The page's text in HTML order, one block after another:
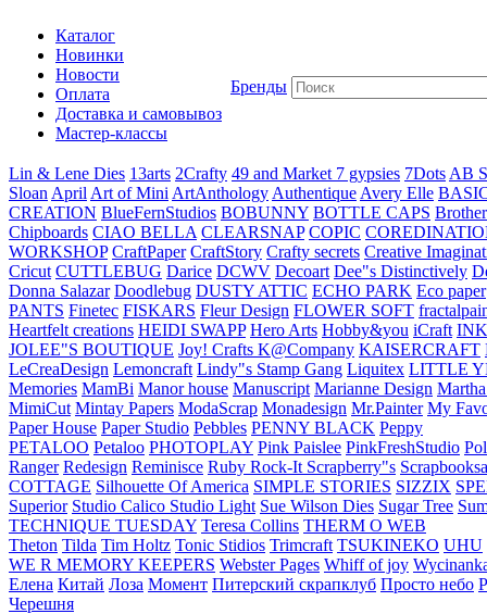
Каталог
Новинки
Новости
Оплата
Доставка и самовывоз
Мастер-классы
Бренды
Lin & Lene Dies 13arts 2Crafty 49 and Market 7 gypsies 7Dots AB
Sloan April Art of Mini ArtAnthology Authentique Avery Elle
CREATION BlueFernStudios BOBUNNY BOTTLE CAPS Brother
Chipboards CIAO BELLA CLEARSNAP COPIC
WORKSHOP CraftPaper CraftStory Crafty secrets Creative
Cricut CUTTLEBUG Darice DCWV Decoart Dee"s Distinctively
Donna Salazar Doodlebug DUSTY ATTIC ECHO PARK Eco paper
PANTS Finetec FISKARS Fleur Design FLOWER SOFT
Heartfelt creations HEIDI SWAPP Hero Arts Hobby&you iCraft
JOLEE"S BOUTIQUE Joy! Crafts K@Company KAISERCRAFT
LeCreaDesign Lemoncraft Lindy"s Stamp Gang Liquitex LITTLE
Memories MamBi Manor house Manuscript Marianne Design
MimiCut Mintay Papers ModaScrap Monadesign Mr.Painter My
Paper House Paper Studio Pebbles PENNY BLACK Peppy
PETALOO Petaloo PHOTOPLAY Pink Paislee PinkFreshStudio
Ranger Redesign Reminisce Ruby Rock-It Scrapberry"s
COTTAGE Silhouette Of America SIMPLE STORIES SIZZIX
Superior Studio Calico Studio Light Sue Wilson Dies Sugar Tree
TECHNIQUE TUESDAY Teresa Collins THERM O WEB
Theton Tilda Tim Holtz Tonic Stidios Trimcraft TSUKINEKO UHU
WE R MEMORY KEEPERS Webster Pages Whiff of joy
Елена Китай Лоза Момент Питерский скрапклуб Просто небо
Черешня